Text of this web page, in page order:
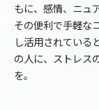
もに、感情、ニュ
その便利で手軽な
し活用されている
の人に、ストレス
を。